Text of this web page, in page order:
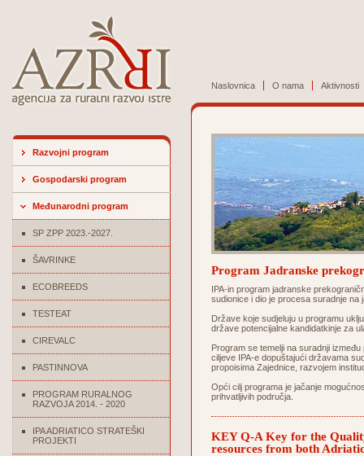
Naslovnica O nama Aktivnosti
Razvojni program
Gospodarski program
Međunarodni program
SP ZPP 2023.-2027.
ŠAVRINKE
ECOBREEDS
TESTEAT
CIREVALC
PASTINNOVA
PROGRAM RURALNOG
RAZVOJA 2014. - 2020
IPA ADRIATICO STRATEŠKI
PROJEKTI
Program Jadranske
IPA-in program jadranske
sudionice i dio je procesa suradnje na
Države koje sudjeluju u programu
države potencijalne kandidatkinje za
Program se temelji na suradnji
ciljeve IPA-e dopuštajući državama
propoisima Zajednice, razvojem
Opći cilj programa je jačanje
prihvatljivih područja.
KEY Q-A Key for the
resources from both